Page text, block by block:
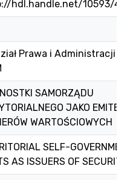
hdl.handle.net/10593/
Prawa i Administracji
SAMORZĄDU
JAKO
WARTOŚCIOWYCH
SELF-
AS ISSUERS OF